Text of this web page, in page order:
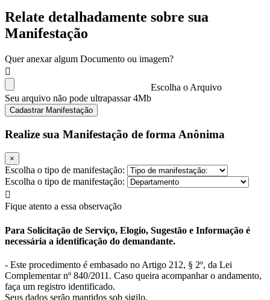
Relate detalhadamente sobre sua
Manifestação
Quer anexar algum Documento ou imagem?
Escolha o Arquivo
Seu arquivo não pode ultrapassar 4Mb
Cadastrar Manifestação
Realize sua Manifestação de forma Anônima
×
Escolha o tipo de manifestação:
Escolha o tipo de manifestação:
Fique atento a essa observação
Para Solicitação de Serviço, Elogio, Sugestão e Informação é
necessária a identificação do demandante.
- Este procedimento é embasado no Artigo 212, § 2º, da Lei
Complementar nº 840/2011. Caso queira acompanhar o andamento,
faça um registro identificado.
Seus dados serão mantidos sob sigilo.